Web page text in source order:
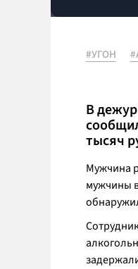
#УГОН
В
тысяч
Мужчина
мужчины